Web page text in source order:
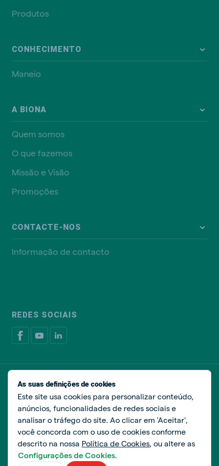
Produtos
CONHECIMENTO
Maneio
A BIONA
Quem somos
O que fazemos
Missão e Visão
Promoções
CONTACTE-NOS
Informação de contacto
REDES SOCIAIS
Política de privacidadePolítica de cookies
Livro de Reclamações
© De Heus Nutrição Animal
As suas definições de cookies
Este site usa cookies para personalizar conteúdo,
anúncios, funcionalidades de redes sociais e
analisar o tráfego do site. Ao clicar em 'Aceitar',
você concorda com o uso de cookies conforme
descrito na nossa Política de Cookies, ou altere as
Configurações de Cookies.